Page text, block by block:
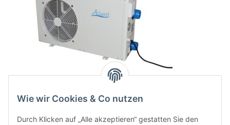
Wie wir Cookies & Co nutzen
Durch Klicken auf „Alle akzeptieren“ gestatten Sie den